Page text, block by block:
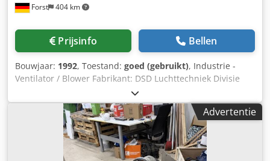
Forst 404 km
Prijsinfo Bellen
Bouwjaar: 1992, Toestand: goed (gebruikt), Industrie -
Ventilator / Blower Fabrikant: DSD Luchttechniek Divisie
(vandaag: Ferrostaal Air Technology GmbH) Type: DRMU
1000 R Jaar van fabricage: 1992 Volumestroom: 35.000
m³/h Druk: 6.500 Pa Toerental min.: 2.035 omw/min max.
snelheid: 2.160 omw/min Crodpfsgu Nyijx Aaisf Vermogen:
75 kW Luchtdichtheid: 1.1222kg/m³ Temperatuur max.: 90
°C nieuwprijs: ca. 35.000,00 € / stuk In zeer goede staat!
Advertentie